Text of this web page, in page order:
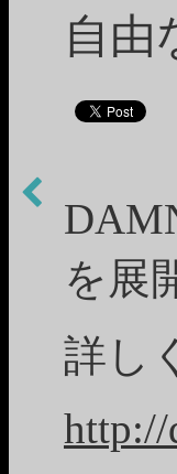
自由
を展
詳し
http://